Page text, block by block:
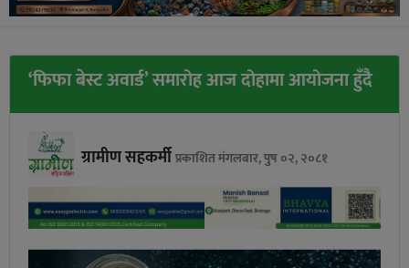
‘फिफा बेस्ट अवार्ड’ समारोह आज दोहामा आयोजना हुँदै
ग्रामीण सहकर्मीप्रकाशित मंगलबार, पुष ०२, २०८१